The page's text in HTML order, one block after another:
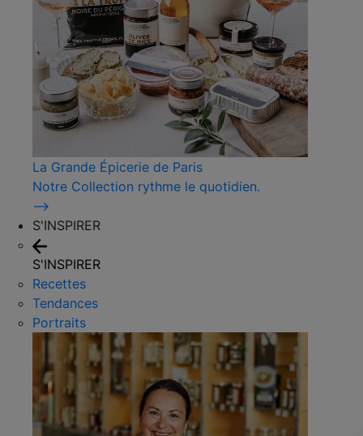
La Grande Épicerie de Paris
Notre Collection rythme le quotidien.
⟶
S'INSPIRER
S'INSPIRER
Recettes
Tendances
Portraits